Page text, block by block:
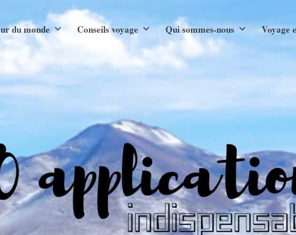
du monde Conseils voyage Qui sommes-nous
Voyage